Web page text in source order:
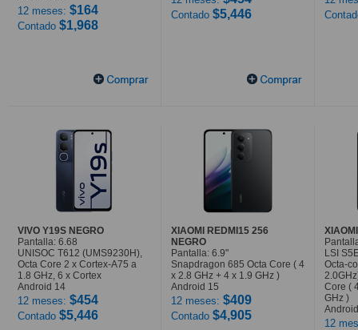
12 meses: $164
Contado $1,968
Contado $5,446
VIVO Y19S NEGRO
Pantalla: 6.68
UNISOC T612 (UMS9230H),
Octa Core 2 x Cortex-A75 a
1.8 GHz, 6 x Cortex
Android 14
12 meses: $454
Contado $5,446
XIAOMI REDMI15 256
NEGRO
Pantalla: 6.9"
Snapdragon 685 Octa Core ( 4
x 2.8 GHz + 4 x 1.9 GHz )
Android 15
12 meses: $409
Contado $4,905
LSI
Octa-
Core (
GHz )
12